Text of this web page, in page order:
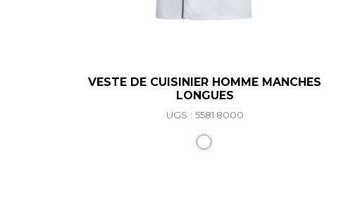
VESTE DE CUISINIER HOMME MANCHES
LONGUES
UGS : 5581.8000